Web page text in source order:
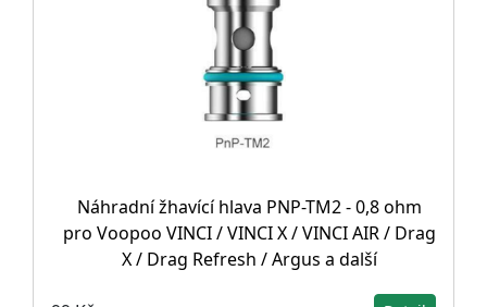
Náhradní žhavící hlava PNP-TM2 - 0,8 ohm
pro Voopoo VINCI / VINCI X / VINCI AIR / Drag
X / Drag Refresh / Argus a další